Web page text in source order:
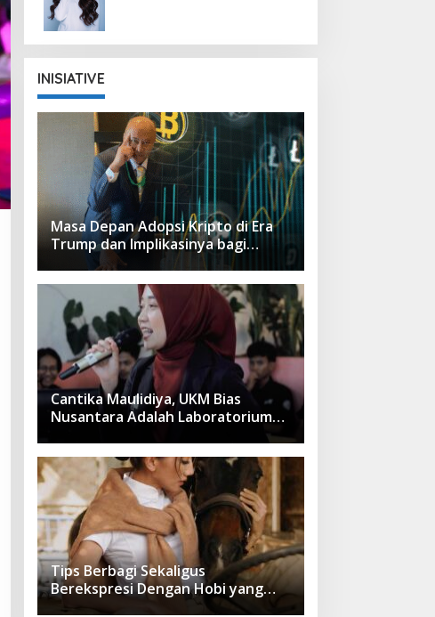
INISIATIVE
Masa Depan Adopsi Kripto di Era
Trump dan Implikasinya bagi
Indonesia
Cantika Maulidiya, UKM Bias
Nusantara Adalah Laboratorium
untuk Asah Softskill Selain yang
Didapat Dari Teori,!
Tips Berbagi Sekaligus
Berekspresi Dengan Hobi yang
Disukai Ala Dokter Pim